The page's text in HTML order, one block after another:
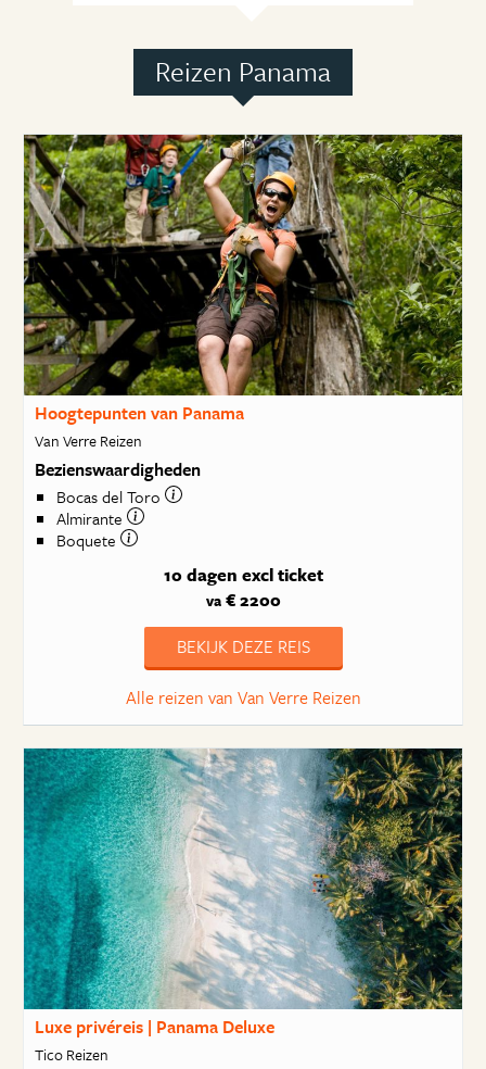
Reizen Panama
Hoogtepunten van Panama
Van Verre Reizen
Bezienswaardigheden
Bocas del Toro
Almirante
Boquete
10 dagen excl ticket
va€ 2200
BEKIJK DEZE REIS
Alle reizen van Van Verre Reizen
Luxe privéreis | Panama Deluxe
Tico Reizen